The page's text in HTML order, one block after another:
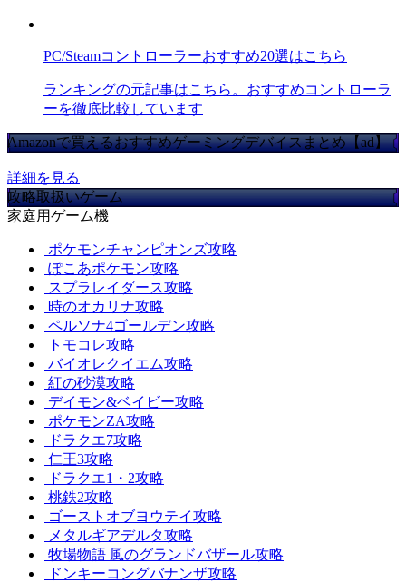
PC/Steamコントローラーおすすめ20選はこちら
ランキングの元記事はこちら。おすすめコントローラ
ーを徹底比較しています
Amazonで買えるおすすめゲーミングデバイスまとめ【ad】
詳細を見る
攻略取扱いゲーム
家庭用ゲーム機
ポケモンチャンピオンズ攻略
ぽこあポケモン攻略
スプラレイダース攻略
時のオカリナ攻略
ペルソナ4ゴールデン攻略
トモコレ攻略
バイオレクイエム攻略
紅の砂漠攻略
デイモン&ベイビー攻略
ポケモンZA攻略
ドラクエ7攻略
仁王3攻略
ドラクエ1・2攻略
桃鉄2攻略
ゴーストオブヨウテイ攻略
メタルギアデルタ攻略
牧場物語 風のグランドバザール攻略
ドンキーコングバナンザ攻略